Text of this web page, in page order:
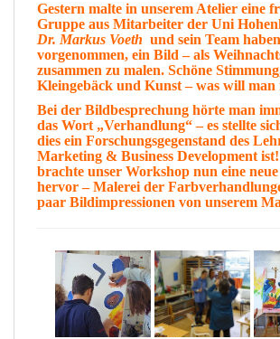
Gestern malte in unserem Atelier eine
Gruppe aus Mitarbeiter der Uni
Dr. Markus Voeth und sein Team
vorgenommen, ein Bild – als
zusammen zu malen. Schöne Stimmung
Kleingebäck und Kunst –was will man
Bei der Bildbesprechung hörte man
das Wort „Verhandlung“ – es stellte
dies ein Forschungsgegenstand des
Marketing & Business Development ist!
brachte unser Workshop nun eine neue
hervor –Malerei der
paar Bildimpressionen von unserem